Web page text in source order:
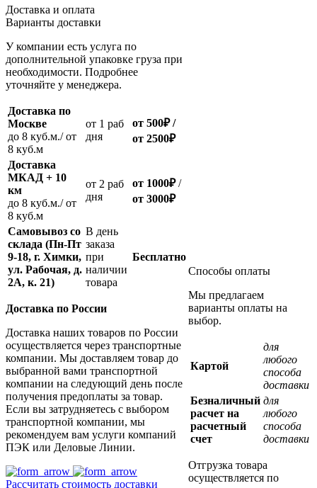
Доставка и оплата
Варианты доставки
У компании есть услуга по
дополнительной упаковке груза при
необходимости. Подробнее
уточняйте у менеджера.
Доставка по
Москве
до 8 куб.м./ от
8 куб.м
oт 1 раб
дня
от 500₽/
от 2500₽
Доставка
МКАД + 10
км
до 8 куб.м./ от
8 куб.м
oт 2 раб
дня
от 1000₽/
от 3000₽
Самовывоз со
склада (Пн-Пт
9-18, г. Химки,
ул. Рабочая, д.
2А, к. 21)
В день
заказа
при
наличии
товара
Бесплатно
Доставка по России
Доставка наших товаров по России
осуществляется через транспортные
компании. Мы доставляем товар до
выбранной вами транспортной
компании на следующий день после
получения предоплаты за товар.
Если вы затрудняетесь с выбором
транспортной компании, мы
рекомендуем вам услуги компаний
ПЭК или Деловые Линии.
Рассчитать стоимость доставки
Способы оплаты
Мы предлагаем
варианты оплаты на
выбор.
Картой
для
любого
способа
доставки
Безналичный
расчет на
расчетный
счет
для
любого
способа
доставки
Отгрузка товара
осуществляется по